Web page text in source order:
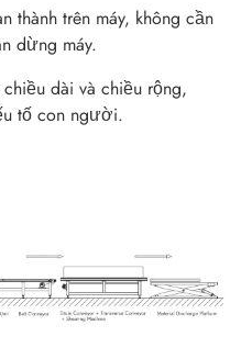
thành trên máy, không cần
dừng máy.
dài và chiều rộng,
tố con người.